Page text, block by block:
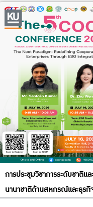
การประชุมวิชาการระดับชาติแล
นานาชาติด้านสหกรณ์และธุรกิ